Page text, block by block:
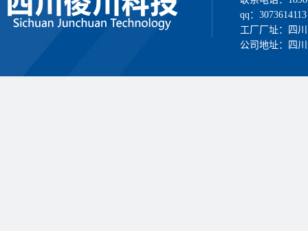
qq：3073614113
工厂厂址：四
公司地址：四